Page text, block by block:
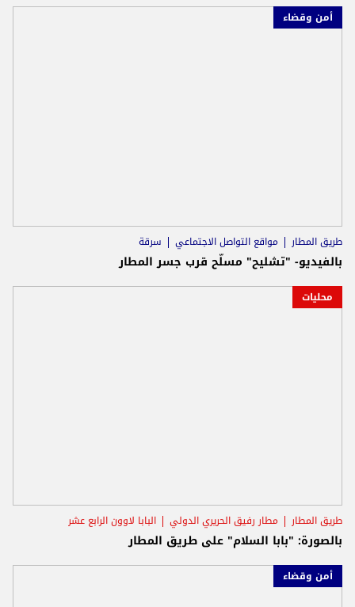
أمن وقضاء
طريق المطار مواقع التواصل الاجتماعي سرقة
بالفيديو- "تشليح" مسلّح قرب جسر المطار
محليات
طريق المطار مطار رفيق الحريري الدولي البابا لاوون الرابع عشر
بالصورة: "بابا السلام" على طريق المطار
أمن وقضاء